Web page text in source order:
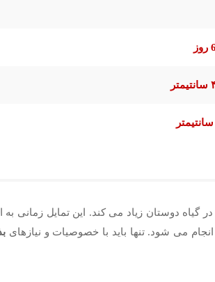
گیاه دوستان زیاد می کند. این تمایل زمانی
می شود. تنها باید با خصوصیات و نیازهای